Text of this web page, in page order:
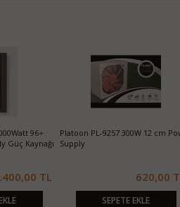
96+
Güç Kaynağı
TL
Platoon PL-9257 300W 12 cm
Supply
620,00
SEPETE EKLE